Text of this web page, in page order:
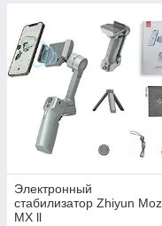
Электронный
стабилизатор Zhiyun
MX ll